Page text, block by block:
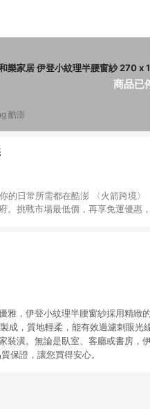
商品已
酷澎
的日常所需都在酷澎 〈火箭跨境
。挑戰市場最低價，再享免運優惠
雅，伊登小紋理半腰窗紗採用精
成，質地輕柔，能有效過濾刺眼
裝潢。無論是臥室、客廳或書房，
保證，讓您買得安心。